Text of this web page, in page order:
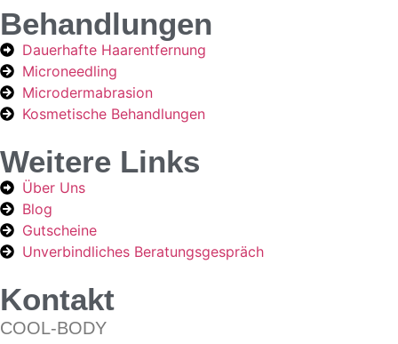
Behandlungen
Dauerhafte Haarentfernung
Microneedling
Microdermabrasion
Kosmetische Behandlungen
Weitere Links
Über Uns
Blog
Gutscheine
Unverbindliches Beratungsgespräch
Kontakt
COOL-BODY